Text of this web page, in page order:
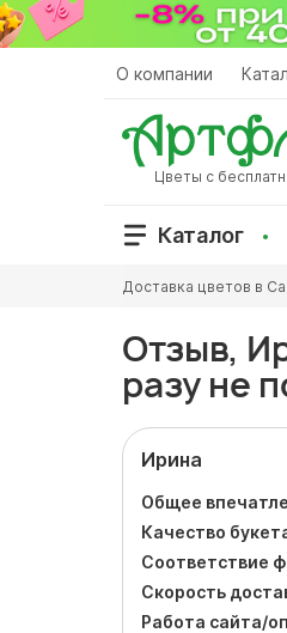
Перейти
к
О компании
Цветы с
Каталог
здесь
Доставка цветов в
Отзыв,
разу не
Ирина
Общее
Качество
Соответствие
Скорость
Работа сайта/